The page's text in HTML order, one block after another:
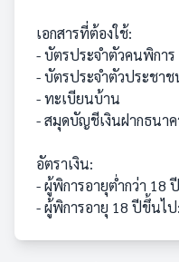
เอกสารที่ต้องใช้:
- บัตรประจำตัวคนพิการ
- บัตรประจำตัวประชาช
- ทะเบียนบ้าน
- สมุดบัญชีเงินฝากธนาค
อัตราเงิน:
- ผู้พิการอายุต่ำกว่า 18
- ผู้พิการอายุ 18 ปีขึ้นไ